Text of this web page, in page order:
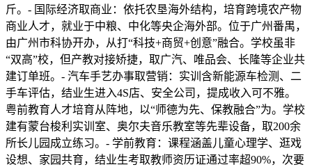
斤。- 国际经济取商业：依托农垦海外结构，培育跨境农产物
商业人才，就业于中粮、中化等央企海外部。位于广州番禺，
由广州市科协开办，从打“科技+商贸+创意”融合。学校虽非
“双高”校，但产教对接矫捷，取广汽、唯品会、长隆等企业共
建订单班。- 汽车手艺办事取营销：实训含新能源车检测、二
手车评估，结业生进入4S店、安全公司，提成收入可不雅。
粤前教育人才培育从阵地，以“师德为先、保教融合”为。学校
建有蒙台梭利实训室、奥尔夫音乐教室等先辈设备，取200余
所长儿园成立练习。- 学前教育：课程涵盖儿童心理学、逛戏
设想、家园共育，结业生考取教师资历证通过率超90%，次要